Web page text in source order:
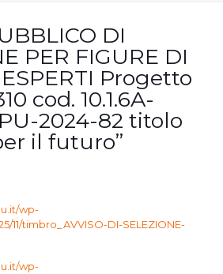
DI
PER FIGURE DI
Progetto
cod. 10.1.6A-
2024-82 titolo
il futuro”
wp-
11/timbro_AVVISO-DI-SELEZIONE-
wp-